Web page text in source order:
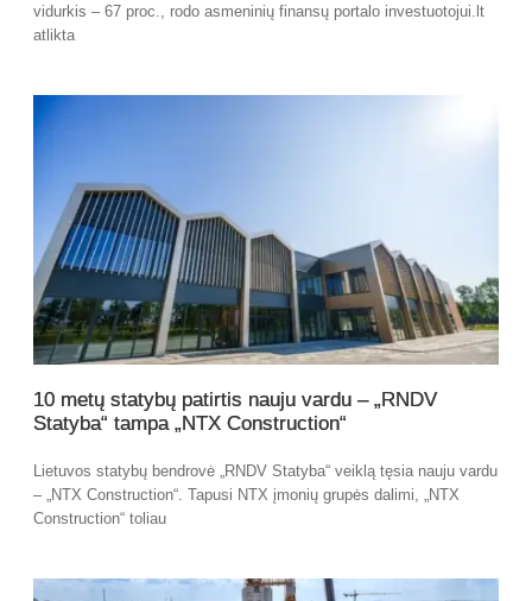
vidurkis – 67 proc., rodo asmeninių finansų portalo investuotojui.lt
atlikta
10 metų statybų patirtis nauju vardu – „RNDV
Statyba“ tampa „NTX Construction“
Lietuvos statybų bendrovė „RNDV Statyba“ veiklą tęsia nauju vardu
– „NTX Construction“. Tapusi NTX įmonių grupės dalimi, „NTX
Construction“ toliau